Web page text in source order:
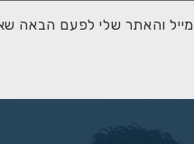
והאתר שלי לפעם הבאה